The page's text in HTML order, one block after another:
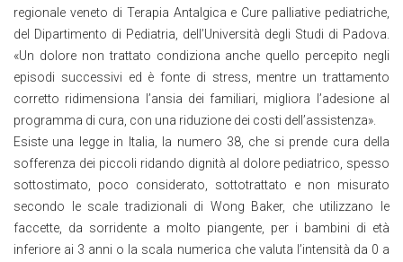
regionale veneto di Terapia Antalgica e Cure palliative pediatriche,
del Dipartimento di Pediatria, dell’Università degli Studi di Padova.
«Un dolore non trattato condiziona anche quello percepito negli
episodi successivi ed è fonte di stress, mentre un trattamento
corretto ridimensiona l’ansia dei familiari, migliora l’adesione al
programma di cura, con una riduzione dei costi dell’assistenza».
Esiste una legge in Italia, la numero 38, che si prende cura della
sofferenza dei piccoli ridando dignità al dolore pediatrico, spesso
sottostimato, poco considerato, sottotrattato e non misurato
secondo le scale tradizionali di Wong Baker, che utilizzano le
faccette, da sorridente a molto piangente, per i bambini di età
inferiore ai 3 anni o la scala numerica che valuta l’intensità da 0 a